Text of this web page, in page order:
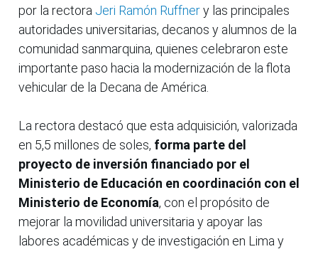
por la rectora Jeri Ramón Ruffnery las principales
autoridades universitarias, decanos y alumnos de la
comunidad sanmarquina, quienes celebraron este
importante paso hacia la modernización de la flota
vehicular de la Decana de América.
La rectora destacó que esta adquisición, valorizada
en 5,5 millones de soles, forma parte del
proyecto de inversión financiado por el
Ministerio de Educación en coordinación con el
Ministerio de Economía, con el propósito de
mejorar la movilidad universitaria y apoyar las
labores académicas y de investigación en Lima y